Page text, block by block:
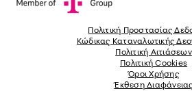
Πολιτική Προστασίας
Κώδικας Καταναλωτικής
Πολιτική Αιτιάσεων
Πολιτική Cookies
Όροι Χρήσης
Έκθεση Διαφάνειας